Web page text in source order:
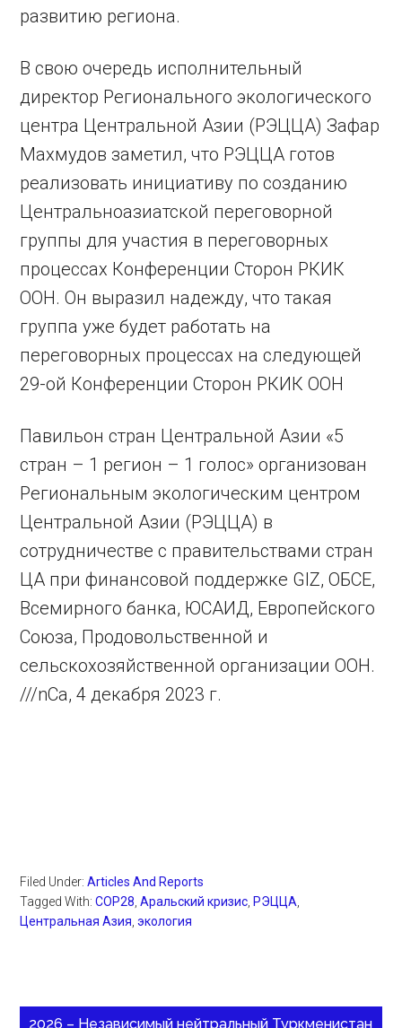
развитию региона.
В свою очередь исполнительный
директор Регионального экологического
центра Центральной Азии (РЭЦЦА) Зафар
Махмудов заметил, что РЭЦЦА готов
реализовать инициативу по созданию
Центральноазиатской переговорной
группы для участия в переговорных
процессах Конференции Сторон РКИК
ООН. Он выразил надежду, что такая
группа уже будет работать на
переговорных процессах на следующей
29-ой Конференции Сторон РКИК ООН
Павильон стран Центральной Азии «5
стран – 1 регион – 1 голос» организован
Региональным экологическим центром
Центральной Азии (РЭЦЦА) в
сотрудничестве с правительствами стран
ЦА при финансовой поддержке GIZ, ОБСЕ,
Всемирного банка, ЮСАИД, Европейского
Союза, Продовольственной и
сельскохозяйственной организации ООН.
///nCa, 4 декабря 2023 г.
Filed Under:Articles And Reports
Tagged With:COP28,Аральский кризис, РЭЦЦА,
Центральная Азия,экология
2026 – Независимый нейтральный Туркменистан